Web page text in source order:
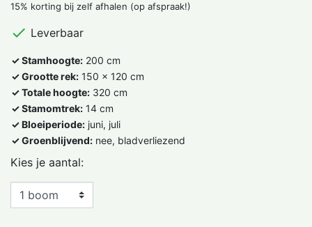
15% korting bij zelf afhalen (op afspraak!)
 Leverbaar
✓ Stamhoogte: 200 cm
✓ Grootte rek: 150 x 120 cm
✓ Totale hoogte: 320 cm
✓ Stamomtrek: 14 cm
✓ Bloeiperiode: juni, juli
✓ Groenblijvend: nee, bladverliezend
Kies je aantal: